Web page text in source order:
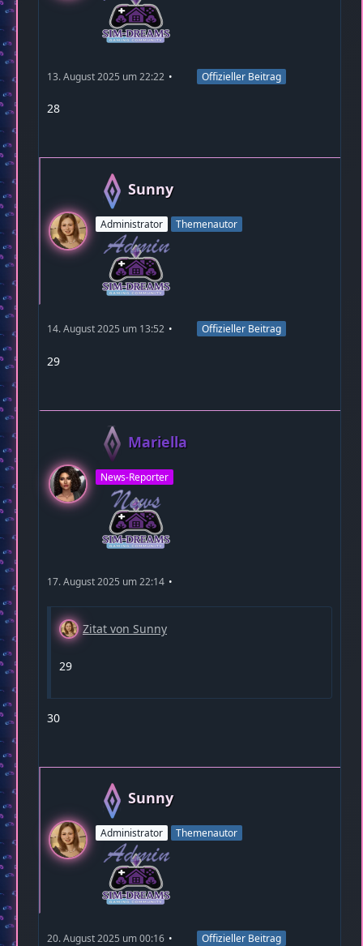
13. August 2025 um 22:22 Offizieller Beitrag
28
Sunny
Administrator Themenautor
14. August 2025 um 13:52 Offizieller Beitrag
29
Mariella
News-Reporter
17. August 2025 um 22:14
Zitat von Sunny
29
30
Sunny
Administrator Themenautor
20. August 2025 um 00:16 Offizieller Beitrag